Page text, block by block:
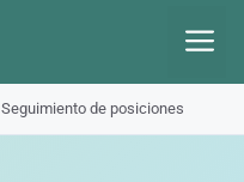
Seguimiento de posiciones